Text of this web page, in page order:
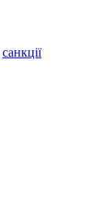
санкції